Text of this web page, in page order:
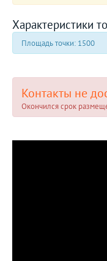
Характеристики
Площадь точки: 1500
Контакты не
Окончился срок